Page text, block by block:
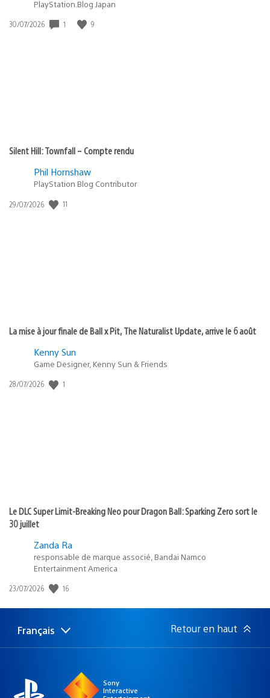
PlayStation.Blog Japan
Date
30/07/2026 1 9
Silent Hill: Townfall – Compte rendu
Phil Hornshaw
PlayStation Blog Contributor
Date
29/07/2026 11
La mise à jour finale de Ball x Pit, The Naturalist Update, arrive le 6 août
Kenny Sun
Game Designer, Kenny Sun & Friends
Date
28/07/2026 1
Le DLC Super Limit-Breaking Neo pour Dragon Ball: Sparking Zero sort le
30 juillet
Zanda Ra
responsable de marque associé, Bandai Namco
Entertainment America
Date
publication
23/07/2026 16
Choisir
une
Région
actuelle
Français Retour en haut
Sony
Interactive